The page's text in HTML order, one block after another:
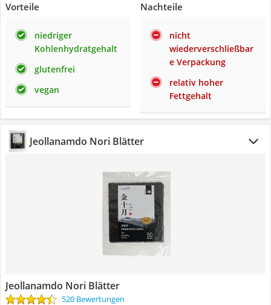
Vorteile
niedriger
Kohlenhydratgehalt
glutenfrei
vegan
Nachteile
nicht
wiederverschließbar
e Verpackung
relativ hoher
Fettgehalt
Jeollanamdo Nori Blätter
Jeollanamdo Nori Blätter
520 Bewertungen